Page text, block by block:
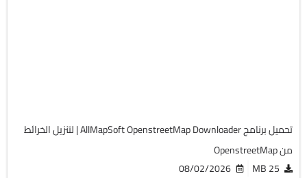
تحميل برنامج AllMapSoft OpenstreetMap Downloader | لتنزيل الخرائط
من OpenstreetMap
25 MB
08/02/2026